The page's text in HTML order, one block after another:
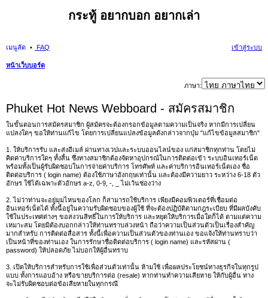
กระทู้ อยากบอก อยากเล่า
เมนูลัด FAQ เข้าสู่ระบบ
หน้าเว็บบอร์ด
นห
ภาษา:
Phuket Hot News Webboard - สมัครสมาชิก
ในขั้นตอนการสมัครสมาชิก ผู้สมัครจะต้องกรอกข้อมูลตามความเป็นจริง หากมีการเปลี่ยน
แปลงใดๆ ขอให้ท่านแก้ไข โดยการเปลี่ยนแปลงข้อมูลดังกล่าวจากปุ่ม "แก้ไขข้อมูลสมาชิก"
1. ให้บริการรับ และส่งอีเมล์ ผ่านทางเวปและระบบออนไลน์ของ แก่สมาชิกทุกท่าน โดยไม่
คิดค่าบริการใดๆ ทั้งสิ้น ซึ่งทางสมาชิกต้องจัดหาอุปกรณ์ในการติดต่อเข้า ระบบอินเทอร์เน็ต
พร้อมทั้งเป็นผู้รับผิดชอบในการจ่ายค่าบริการ โทรศัพท์ และค่าบริการอินเทอร์เน็ตเอง ชื่อ
ติดต่อบริการ ( login name) ต้องใช้ภาษาอังกฤษเท่านั้น และต้องมีความยาว ระหว่าง 6-18 ตัว
อักษร ใช้ได้เฉพาะตัวอักษร a-z, 0-9, -, _ ไม่เว้นช่องว่าง
2. ไม่ว่าท่านจะอยู่มุมไหนของโลก ก็สามารถใช้บริการ เพียงมีคอมพิวเตอร์ที่เชื่อมต่อ
อินเทอร์เน็ตได้ ทั้งนี้อยู่ในความรับผิดชอบของผู้ใช้ ที่จะต้องปฏิบัติตามกฎระเบียบ ที่มีผลบังคับ
ใช้ในประเทศต่างๆ ขอสงวนสิทธิ์ในการให้บริการ และหยุดให้บริการเมื่อใดก็ได้ ตามแต่ความ
เหมาะสม โดยมิต้องบอกกล่าวให้ท่านทราบล่วงหน้า ถือว่าความเป็นส่วนตัวเป็นเรื่องสำคัญ
มากสำหรับ การติดต่อสื่อสาร ทั้งนี้เพื่อความเป็นส่วนตัวของท่านเอง ขอแจ้งให้ท่านทราบว่า
เป็นหน้าที่ของท่านเอง ในการรักษาชื่อติดต่อบริการ ( login name) และรหัสผ่าน (
password) ให้ปลอดภัย ไม่บอกให้ผู้อื่นทราบ
3. เปิดให้บริการสำหรับการใช้เพื่อส่วนตัวเท่านั้น ห้ามใช้ เพื่อผลประโยชน์ทางธุรกิจในทุกรูป
แบบ ทั้งการแอบอ้าง หรือขายบริการต่อ (resale) หากท่านทำความเสียหาย ให้กับผู้อื่น ทาง
จะไม่รับผิดชอบต่อข้อเสียหายในทุกกรณี